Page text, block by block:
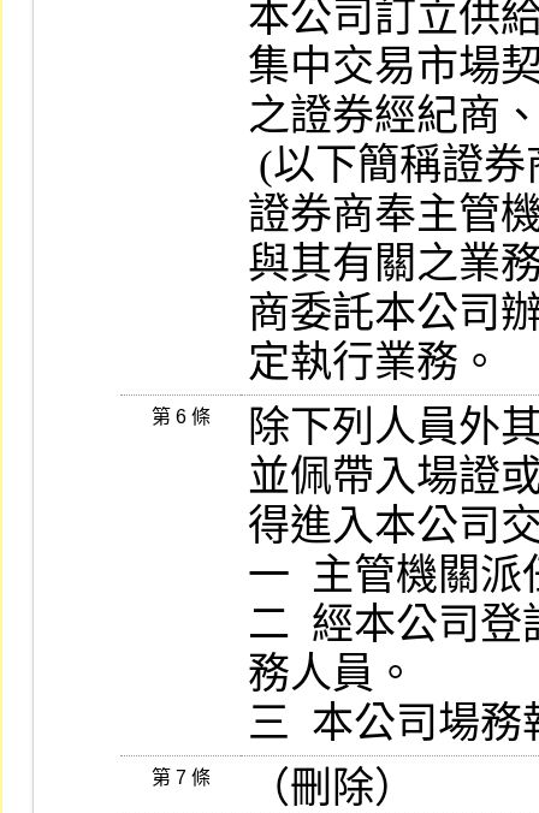
本公司訂立供
集中交易市場
之證券經紀商
證券商奉主管
與其有關之業
商委託本公司
定執行業務。
第 6 條
除下列人員外
並佩帶入場證
得進入本公司
一  主管機關派
二  經本公司
務人員。
三  本公司場
第 7 條 （刪除）